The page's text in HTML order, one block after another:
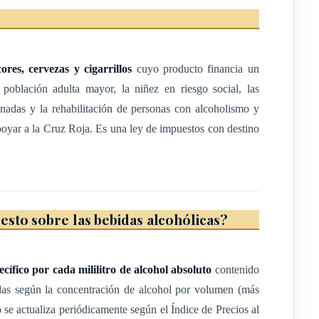
4,35
5,10
coma ochenta y cinco por ciento (-0,85%), con lo cual
de la Ley N° 8399 de 19 de diciembre de 2003).
cervezas y cigarrillos cuyo producto financia un
adulta mayor, la niñez en riesgo social, las
y la rehabilitación de personas con alcoholismo y
a la Cruz Roja. Es una ley de impuestos con destino
sobre las bebidas alcohólicas?
por cada mililitro de alcohol absoluto contenido
según la concentración de alcohol por volumen (más
actualiza periódicamente según el Índice de Precios al